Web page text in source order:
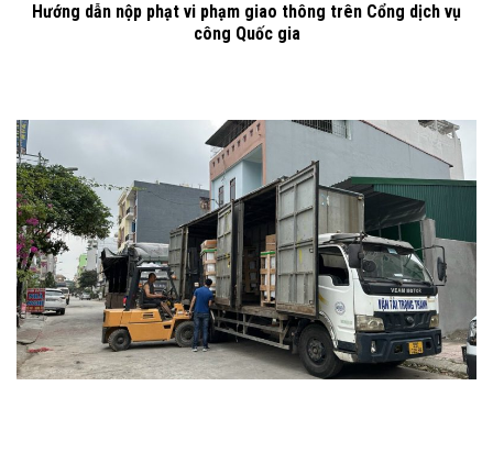
Hướng dẫn nộp phạt vi phạm giao thông trên Cổng dịch vụ
công Quốc gia